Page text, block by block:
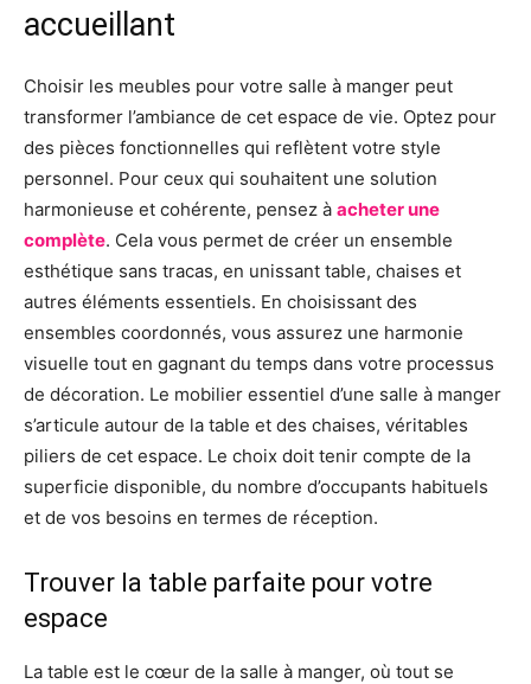
accueillant
Choisir les meubles pour votre salle à manger peut
transformer l’ambiance de cet espace de vie. Optez pour
des pièces fonctionnelles qui reflètent votre style
personnel. Pour ceux qui souhaitent une solution
harmonieuse et cohérente, pensez à acheter une
complète. Cela vous permet de créer un ensemble
esthétique sans tracas, en unissant table, chaises et
autres éléments essentiels. En choisissant des
ensembles coordonnés, vous assurez une harmonie
visuelle tout en gagnant du temps dans votre processus
de décoration. Le mobilier essentiel d’une salle à manger
s’articule autour de la table et des chaises, véritables
piliers de cet espace. Le choix doit tenir compte de la
superficie disponible, du nombre d’occupants habituels
et de vos besoins en termes de réception.
Trouver la table parfaite pour votre
espace
La table est le cœur de la salle à manger, où tout se